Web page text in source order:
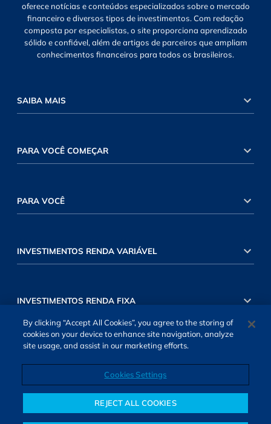
oferece notícias e conteúdos especializados sobre o mercado
financeiro e diversos tipos de investimentos. Com redação
composta por especialistas, o site proporciona aprendizado
sólido e confiável, além de artigos de parceiros que ampliam
conhecimentos financeiros para todos os brasileiros.
SAIBA MAIS
PARA VOCÊ COMEÇAR
PARA VOCÊ
INVESTIMENTOS RENDA VARIÁVEL
INVESTIMENTOS RENDA FIXA
Cookies Settings
By clicking “Accept All Cookies”, you agree to the storing of
cookies on your device to enhance site navigation, analyze
site usage, and assist in our marketing efforts.
Cookies Settings
REJECT ALL COOKIES